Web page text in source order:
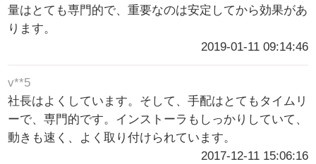
量はとても専門的で、重要なのは安定してから効果があ
ります。
2019-01-11 09:14:46
v**5
社長はよくしています。そして、手配はとてもタイムリ
ーで、専門的です。インストーラもしっかりしていて、
動きも速く、よく取り付けられています。
2017-12-11 15:06:16